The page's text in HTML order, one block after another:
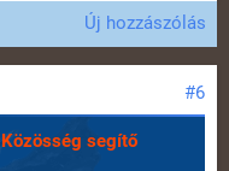
Új hozzászólás
#6
Közösség segítő